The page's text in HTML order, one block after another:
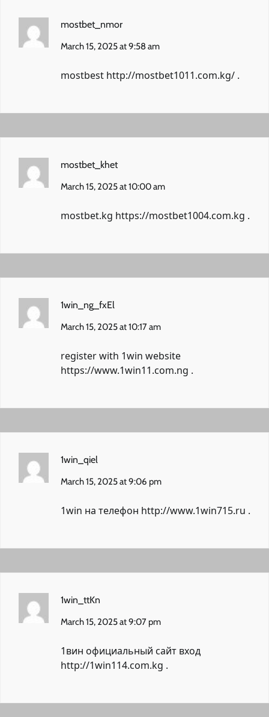
mostbet_nmor
March 15, 2025 at 9:58 am
mostbest http://mostbet1011.com.kg/ .
mostbet_khet
March 15, 2025 at 10:00 am
mostbet.kg https://mostbet1004.com.kg .
1win_ng_fxEl
March 15, 2025 at 10:17 am
register with 1win website
https://www.1win11.com.ng .
1win_qiel
March 15, 2025 at 9:06 pm
1win на телефон http://www.1win715.ru .
1win_ttKn
March 15, 2025 at 9:07 pm
1вин официальный сайт вход
http://1win114.com.kg .